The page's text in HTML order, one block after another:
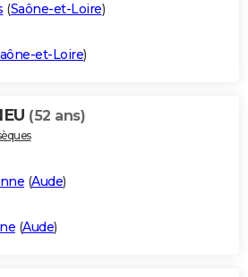
(Saône-et-Loire)
et-Loire)
(52 ans)
(Aude)
(Aude)